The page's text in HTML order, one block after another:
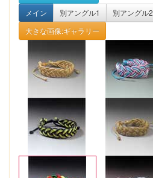
メイン
別アングル1 別アングル2
大きな画像:ギャラリー